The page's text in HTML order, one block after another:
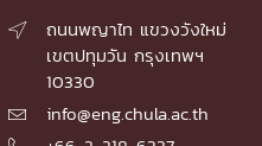

ถนนพญาไท แขวงวังใหม่
เขตปทุมวัน กรุงเทพฯ
10330
 info@eng.chula.ac.th